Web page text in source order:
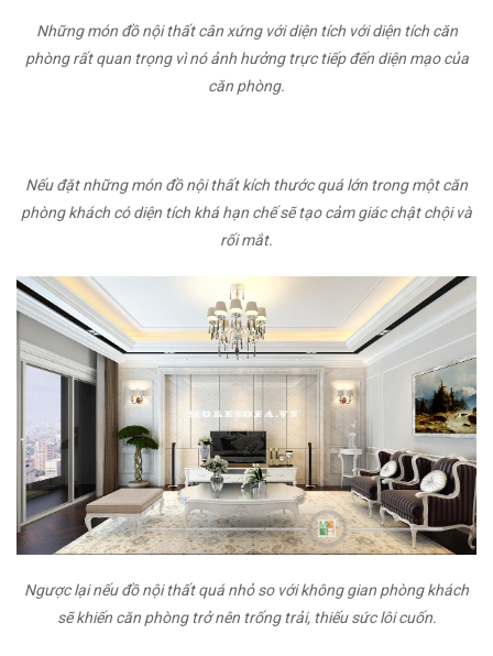
Những món đồ nội thất cân xứng với diện tích với diện tích căn
phòng rất quan trọng vì nó ảnh hưởng trực tiếp đến diện mạo của
căn phòng.
Nếu đặt những món đồ nội thất kích thước quá lớn trong một căn
phòng khách có diện tích khá hạn chế sẽ tạo cảm giác chật chội và
rối mắt.
Ngược lại nếu đồ nội thất quá nhỏ so với không gian phòng khách
sẽ khiến căn phòng trở nên trống trải, thiếu sức lôi cuốn.